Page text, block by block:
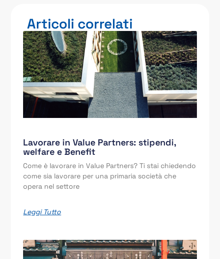
Articoli correlati
Lavorare in Value Partners: stipendi,
welfare e Benefit
Come è lavorare in Value Partners? Ti stai chiedendo
come sia lavorare per una primaria società che
opera nel settore
Leggi Tutto